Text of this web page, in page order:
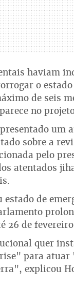
haviam
o estado
de seis
no
um
sobre a
pelo
atentados
estado de
26 de
quer
para atuar
explicou